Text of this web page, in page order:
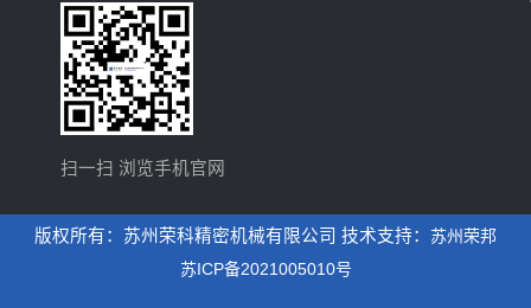
扫一扫 浏览手机官网
版权所有：苏州荣科精密机械有限公司 技术支持： 苏州荣邦
苏ICP备2021005010号